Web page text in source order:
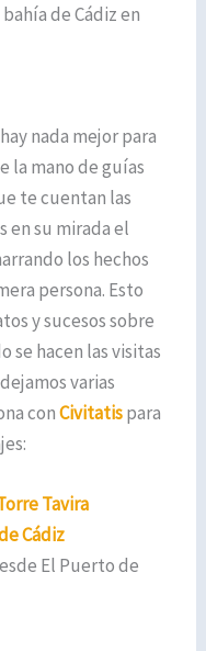
de Cádiz en
nada mejor para
la mano de guías
te cuentan las
en su mirada el
los hechos
persona. Esto
y sucesos sobre
se hacen las visitas
varias
conCivitatispara
Tavira
Cádiz
El Puerto de